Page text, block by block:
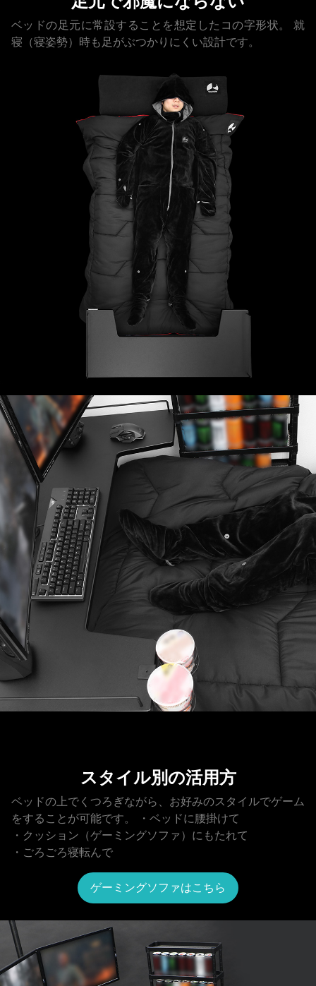
ベッドの足元に常設することを想定したコの字形状。
就
寝（寝姿勢）時も足がぶつかりにくい設計です。
スタイル別の活用方
ベッドの上でくつろぎながら、お好みのスタイルでゲーム
をすることが可能です。
・ベッドに腰掛けて
・クッション（ゲーミングソファ）にもたれて
・ごろごろ寝転んで
ゲーミングソファはこちら